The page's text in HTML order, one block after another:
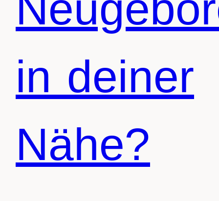
in deiner
Nähe?